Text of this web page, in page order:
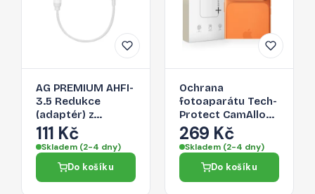
AG PREMIUM AHFI-
3.5 Redukce
(adaptér) z
Lightning na 3,5
Jack, bílá
111 Kč
Skladem (2-4 dny)
Do košíku
Ochrana
fotoaparátu Tech-
Protect CamAlloy
Fit+ pro iPhone 17
Pro Max – Cosmic
Orange
269 Kč
Skladem (2-4 dny)
Do košíku